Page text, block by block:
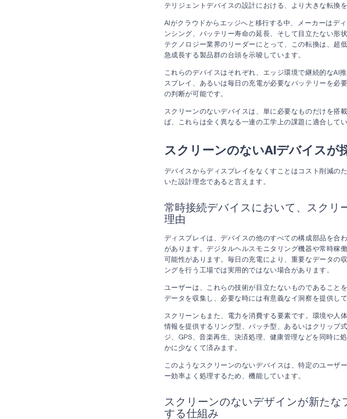
テリジェントデバイスの設計における、より大きな転換を
AIがクラウドからエッジへと移行する中、メーカーはデ
ンシング、バッテリー寿命の延長、そして目立たない形
テクノロジー業界のリーダーにとって、この転換は、超
急成長する製品群の台頭を示唆しています。
これらのデバイスはそれぞれ、エッジ環境で継続的なAI
スプレイ、あるいは毎日の充電が必要なバッテリーを必
の判断が可能です。
スクリーンのないデバイスは、単に必要なものだけを搭
ば、これらは全く異なる一連の工学上の課題に適合してい
スクリーンのないAIデバイスが
デバイスからディスプレイをなくすことはコスト削減の
いた設計理念であると言えます。
常時接続デバイスにおいて、スクリ
理由
ディスプレイは、デバイスの他のすべての構成部品を合
があります。デジタルヘルスモニタリング機器や常時稼
可能性があります。毎日の充電により、重要なデータの
ングを行う工場では実用的ではない場合があります。
ユーザーは、これらの技術が目立たないものであること
データを収集し、必要な時には有意義なイ洞察を提供し
スクリーンもまた、電力を消費する要素です。環境や人
情報を提供するリング型、パッチ型、あるいはクリップ
ジ、GPS、音楽再生、決済処理、健康管理などを同時に
かに少なくて済みます。
このようなスクリーンのないデバイスは、特定のユーザ
ー効率よく処理するため、機能しています。
スクリーンのないデザインが新たな
する仕組み